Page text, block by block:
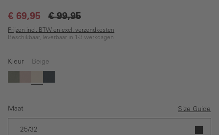
€ 69,95 € 99,95
Prijzen incl. BTW en excl. verzendkosten
Beschikbaar, leverbaar in 1-3 werkdagen
Kleur Beige
GroenRozeBeigeDonkerblauw
Maat Size Guide
25/32